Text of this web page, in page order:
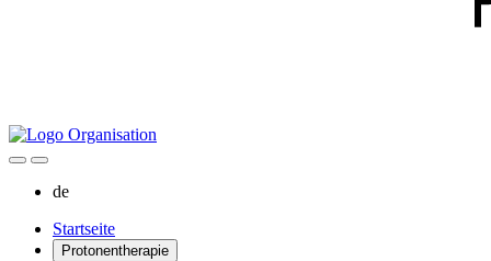
de
Startseite
Protonentherapie